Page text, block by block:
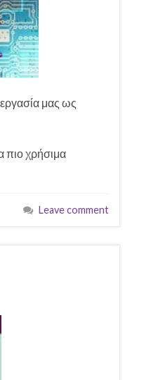
μας ως
πιο χρήσιμα
Leave comment